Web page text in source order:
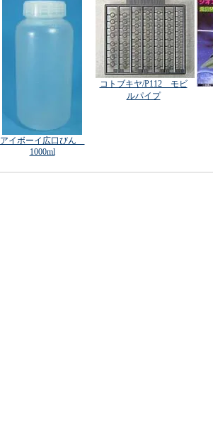
アイボーイ広口びん
1000ml
コトブキヤ/P112 モビ
ルパイプ